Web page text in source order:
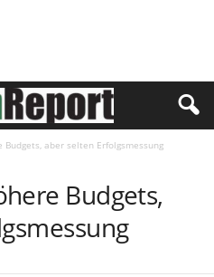
Budgets, aber selten Erfolgsmessung
Budgets,